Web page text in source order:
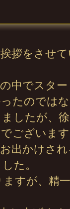
拶をさせ
中でスタ
たのでは
したが、
ございま
出かけさ
た。
すが、精